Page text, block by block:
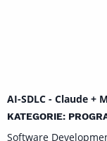
AI-SDLC - Claude +
KATEGORIE:
Software